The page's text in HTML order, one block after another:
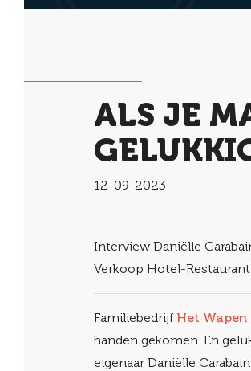
ALS JE
12-09-2023
Interview Daniëlle
Verkoop Hotel-Restaurant
Familiebedrijf Het Wapen
handen gekomen. En
eigenaar Daniëlle